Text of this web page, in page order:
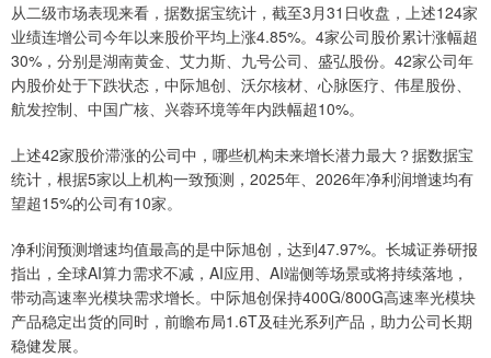
从二级市场表现来看，据数据宝统计，截至3月31日收盘，上述124家
业绩连增公司今年以来股价平均上涨4.85%。4家公司股价累计涨幅超
30%，分别是湖南黄金、艾力斯、九号公司、盛弘股份。42家公司年
内股价处于下跌状态，中际旭创、沃尔核材、心脉医疗、伟星股份、
航发控制、中国广核、兴蓉环境等年内跌幅超10%。
上述42家股价滞涨的公司中，哪些机构未来增长潜力最大？据数据宝
统计，根据5家以上机构一致预测，2025年、2026年净利润增速均有
望超15%的公司有10家。
净利润预测增速均值最高的是中际旭创，达到47.97%。长城证券研报
指出，全球AI算力需求不减，AI应用、AI端侧等场景或将持续落地，
带动高速率光模块需求增长。中际旭创保持400G/800G高速率光模块
产品稳定出货的同时，前瞻布局1.6T及硅光系列产品，助力公司长期
稳健发展。